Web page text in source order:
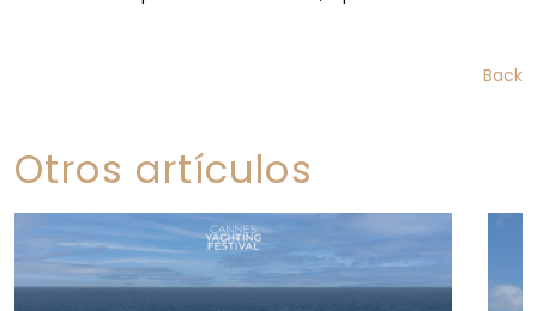
Back
Otros artículos